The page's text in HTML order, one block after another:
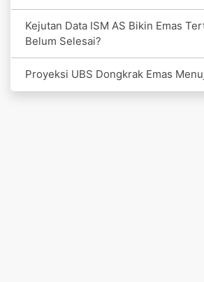
Kejutan Data ISM AS Bikin Emas
Belum Selesai?
Proyeksi UBS Dongkrak Emas